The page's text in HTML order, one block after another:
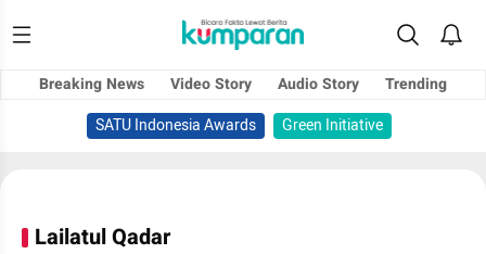
Breaking News Video Story Audio Story
Trending
SATU Indonesia Awards
Green Initiative
Lailatul Qadar